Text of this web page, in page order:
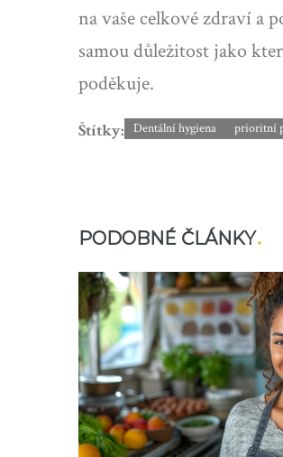
na vaše celkové zdraví a
samou důležitost jako
poděkuje.
Štítky: Dentální hygiena prioritní
PODOBNÉ ČLÁNKY